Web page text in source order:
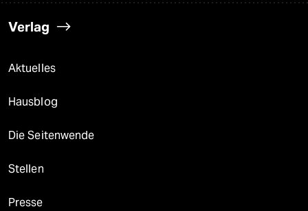
Verlag
Aktuelles
Hausblog
Die Seitenwende
Stellen
Presse